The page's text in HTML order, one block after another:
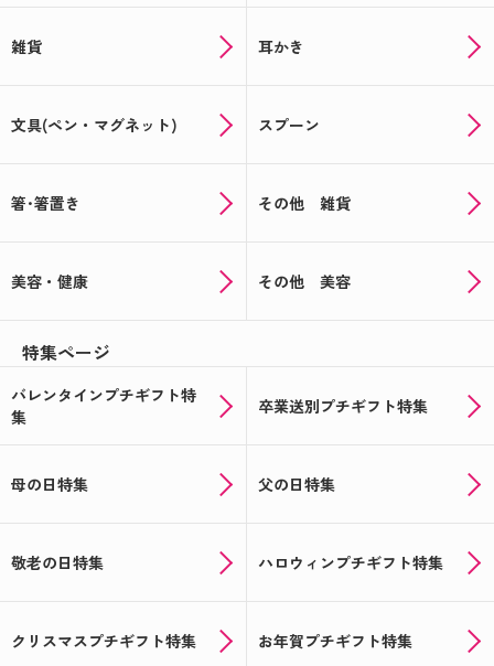
雑貨 耳かき
文具(ペン・マグネット) スプーン
箸･箸置き その他 雑貨
美容・健康 その他 美容
特集ページ
バレンタインプチギフト特
集
卒業送別プチギフト特集
母の日特集 父の日特集
敬老の日特集 ハロウィンプチギフト特集
クリスマスプチギフト特集 お年賀プチギフト特集